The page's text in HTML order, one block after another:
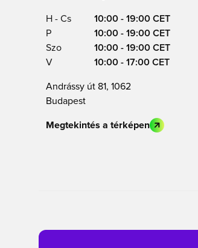
H - Cs
10:00 - 19:00 CET
P
10:00 - 19:00 CET
Szo
10:00 - 19:00 CET
V
10:00 - 17:00 CET
Andrássy út 81, 1062
Budapest
Megtekintés a térképen